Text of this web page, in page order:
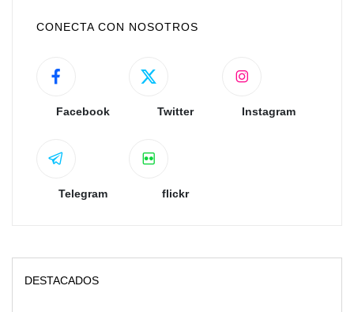
CONECTA CON NOSOTROS
Facebook Twitter Instagram
Telegram flickr
DESTACADOS